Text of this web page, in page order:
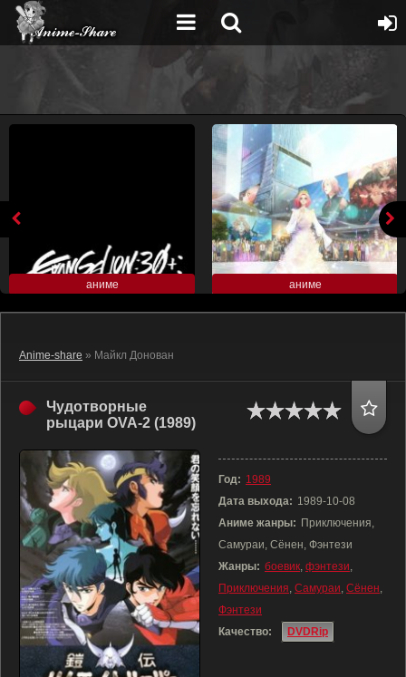
аниме аниме
Anime-share » Майкл Донован
Чудотворные
рыцари OVA-2 (1989)
Год: 1989
Дата выхода: 1989-10-08
Аниме жанры: Приключения,
Самураи, Сёнен, Фэнтези
Жанры: боевик, фэнтези,
Приключения, Самураи, Сёнен,
Фэнтези
Качество:
DVDRip